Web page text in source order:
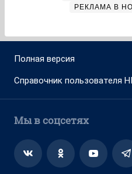
РЕКЛАМА В
Полная версия
Справочник пользователя
Мы в соцсетях